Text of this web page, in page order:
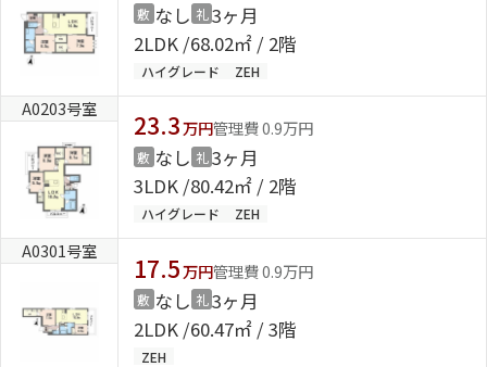
敷 なし 礼 3ヶ月
2LDK 68.02㎡ / 2階
ハイグレード ZEH
A0203号室
23.3万円管理費 0.9万円
敷 なし 礼 3ヶ月
3LDK 80.42㎡ / 2階
ハイグレード ZEH
A0301号室
17.5万円管理費 0.9万円
敷 なし 礼 3ヶ月
2LDK 60.47㎡ / 3階
ZEH